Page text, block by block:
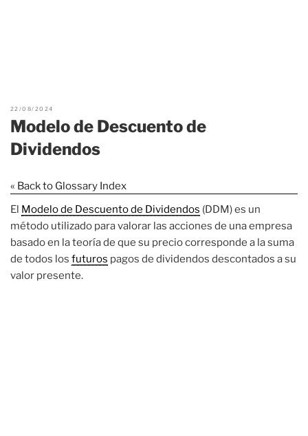
22/08/2024
Modelo de Descuento de
Dividendos
« Back to Glossary Index
El Modelo de Descuento de Dividendos (DDM) es un
método utilizado para valorar las acciones de una empresa
basado en la teoría de que su precio corresponde a la suma
de todos los futuros pagos de dividendos descontados a su
valor presente.